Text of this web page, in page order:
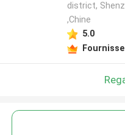
district,
,Chine
5.0